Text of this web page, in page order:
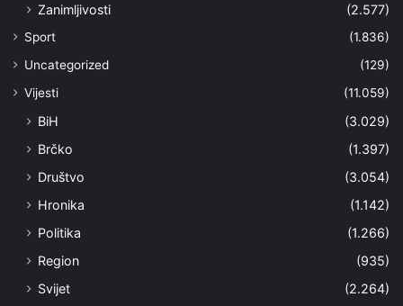
Zanimljivosti
(2.577)
Sport
(1.836)
Uncategorized
(129)
Vijesti
(11.059)
BiH
(3.029)
Brčko
(1.397)
Društvo
(3.054)
Hronika
(1.142)
Politika
(1.266)
Region
(935)
Svijet
(2.264)